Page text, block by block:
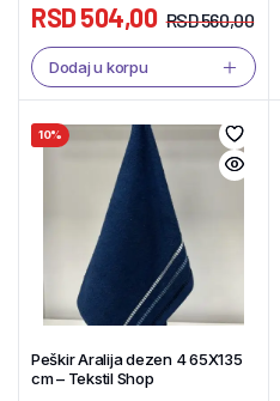
RSD560,00
RSD504,00
Dodaj u korpu
10%
Peškir Aralija dezen 4 65X135
cm – Tekstil Shop